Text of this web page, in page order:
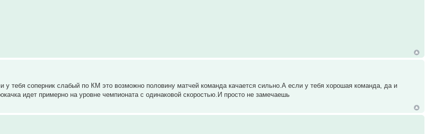
у тебя соперник слабый по КМ это возможно половину матчей команда качается сильно.А если у тебя хорошая команда, да и
идет примерно на уровне чемпионата с одинаковой скоростью.И просто не замечаешь